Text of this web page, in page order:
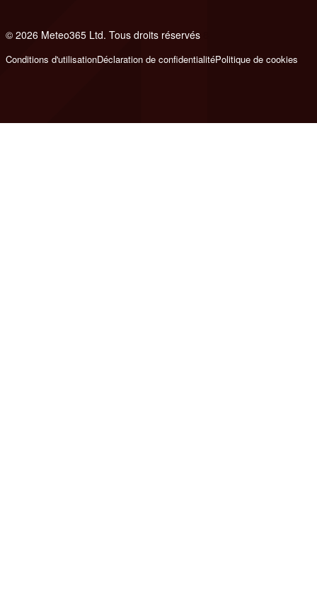
© 2026 Meteo365 Ltd. Tous droits réservés
Conditions d'utilisationDéclaration de confidentialitéPolitique de cookies